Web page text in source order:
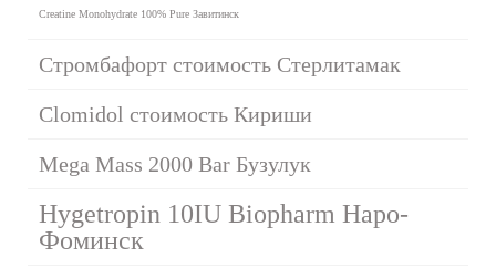
Creatine Monohydrate 100% Pure Завитинск
Стромбафорт стоимость Стерлитамак
Clomidol стоимость Кириши
Mega Mass 2000 Bar Бузулук
Hygetropin 10IU Biopharm Наро-
Фоминск